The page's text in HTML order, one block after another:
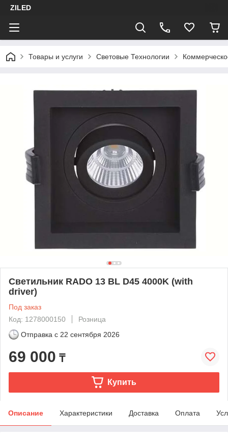
ZILED
Товары и услуги Световые Технологии
Светильник RADO 13 BL D45 4000K (with
driver)
Под заказ
Код: 1278000150
Розница
Отправка с 22 сентября 2026
69 000 ₸
Купить
Описание Характеристики Доставка Оплата